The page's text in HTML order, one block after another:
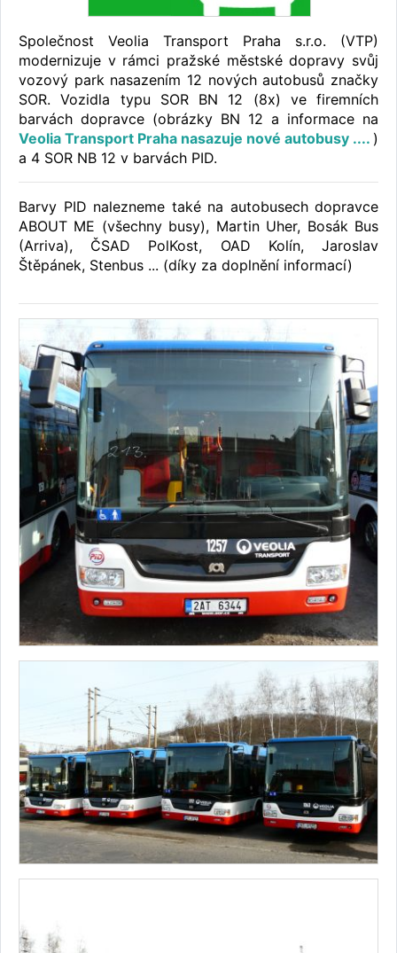
Společnost Veolia Transport Praha s.r.o. (VTP)
modernizuje v rámci pražské městské dopravy svůj
vozový park nasazením 12 nových autobusů značky
SOR. Vozidla typu SOR BN 12 (8x) ve firemních
barvách dopravce (obrázky BN 12 a informace na
Veolia Transport Praha nasazuje nové autobusy .... )
a 4 SOR NB 12 v barvách PID.
Barvy PID nalezneme také na autobusech dopravce
ABOUT ME (všechny busy), Martin Uher, Bosák Bus
(Arriva), ČSAD PolKost, OAD Kolín, Jaroslav
Štěpánek, Stenbus ... (díky za doplnění informací)